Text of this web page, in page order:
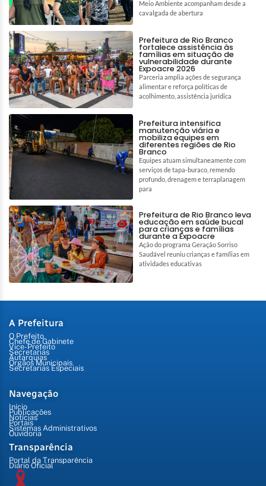
Meio Ambiente acompanham desde a
cavalgada de abertura
Prefeitura de Rio Branco
fortalece assistência às
famílias em situação de
vulnerabilidade durante
Expoacre 2026
Parceria amplia ações de segurança
alimentar e reforça políticas de
acolhimento, assistência jurídica
Prefeitura intensifica
manutenção viária e
mobiliza equipes em
diferentes regiões de Rio
Branco
Equipes atuam simultaneamente com
serviços de tapa-buraco, remendo
profundo, drenagem e terraplanagem
para
Prefeitura de Rio Branco leva
educação em saúde bucal
para crianças e famílias
durante a Expoacre
Ação do programa Geração Sorriso
Saudável reuniu crianças e famílias em
atividades educativas
A Prefeitura
O Prefeito
Chefe de Gabinete
Vice-Prefeito
Secretarias
Autarquias
Órgãos Municipais
Secretarias Especiais
Navegação
Início
Publicações
Notícias
Portais
Sistemas Administrativos
Ouvidoria
Transparência
Portal da Transparência
Diário Oficial